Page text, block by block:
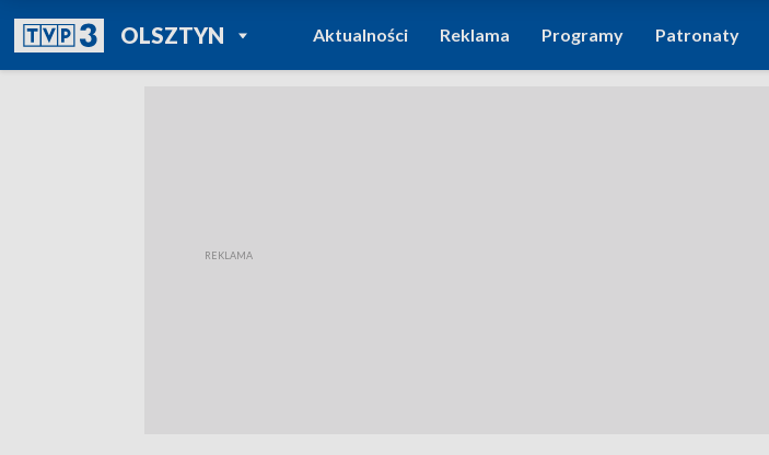
OLSZTYNPOWRÓT DO
TVP REGIONY
Aktualności Reklama Programy Patronaty